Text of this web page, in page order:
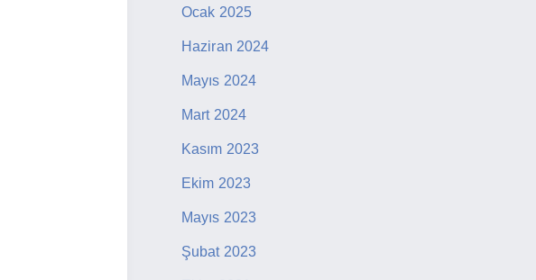
Ocak 2025
Haziran 2024
Mayıs 2024
Mart 2024
Kasım 2023
Ekim 2023
Mayıs 2023
Şubat 2023